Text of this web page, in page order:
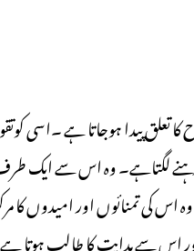
پیدا ہوجاتا ہے ۔اسی
رہنے لگتاہے۔ وہ اس سے
اور امیدوں کا مرکز
اس سے ہدایت کا طالب ہوتا